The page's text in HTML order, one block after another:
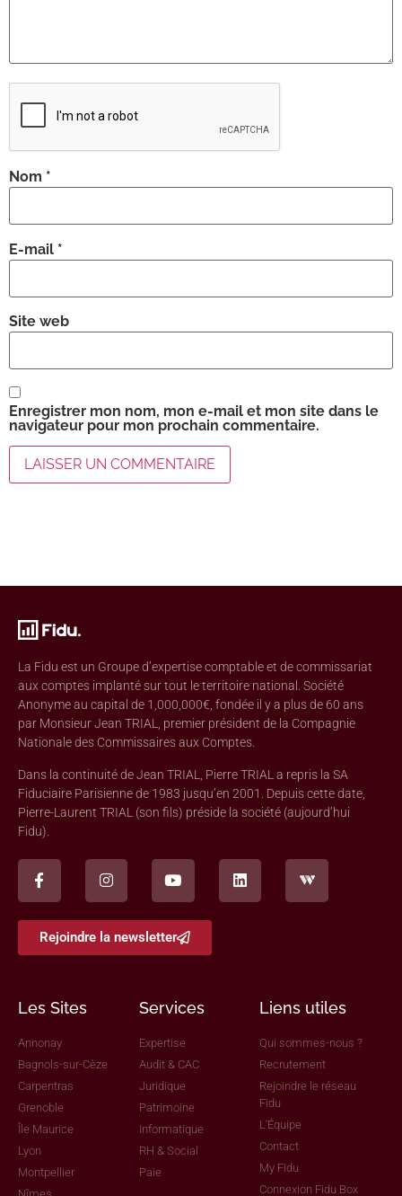
Nom *
E-mail *
Site web
Enregistrer mon nom, mon e-mail et mon site dans le
navigateur pour mon prochain commentaire.
La Fidu est un Groupe d’expertise comptable et de commissariat
aux comptes implanté sur tout le territoire national. Société
Anonyme au capital de 1,000,000€, fondée il y a plus de 60 ans
par Monsieur Jean TRIAL, premier président de la Compagnie
Nationale des Commissaires aux Comptes.
Dans la continuité de Jean TRIAL, Pierre TRIAL a repris la SA
Fiduciaire Parisienne de 1983 jusqu’en 2001. Depuis cette date,
Pierre-Laurent TRIAL (son fils) préside la société (aujourd’hui
Fidu).
Rejoindre la newsletter
Les Sites
Annonay
Bagnols-sur-Cèze
Carpentras
Grenoble
Île Maurice
Lyon
Montpellier
Services
Expertise
Audit & CAC
Juridique
Patrimoine
Informatique
RH & Social
Paie
Liens utiles
Qui sommes-nous ?
Recrutement
Rejoindre le réseau
Fidu
L'Équipe
Contact
My Fidu
Connexion Fidu Box